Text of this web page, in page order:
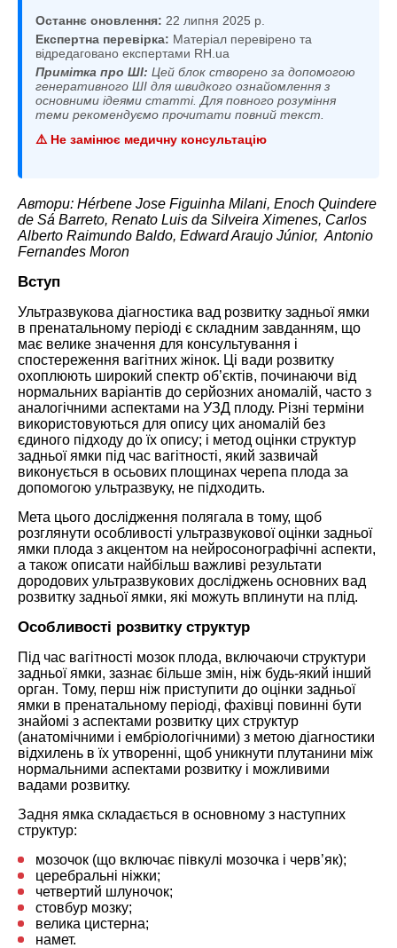
Останнє оновлення: 22 липня 2025 р.
Експертна перевірка: Матеріал перевірено та
відредаговано експертами RH.ua
Примітка про ШІ: Цей блок створено за допомогою
генеративного ШІ для швидкого ознайомлення з
основними ідеями статті. Для повного розуміння
теми рекомендуємо прочитати повний текст.
⚠️ Не замінює медичну консультацію
Автори: Hérbene Jose Figuinha Milani, Enoch Quindere
de Sá Barreto, Renato Luis da Silveira Ximenes, Carlos
Alberto Raimundo Baldo, Edward Araujo Júnior, Antonio
Fernandes Moron
Вступ
Ультразвукова діагностика вад розвитку задньої ямки
в пренатальному періоді є складним завданням, що
має велике значення для консультування і
спостереження вагітних жінок. Ці вади розвитку
охоплюють широкий спектр об’єктів, починаючи від
нормальних варіантів до серйозних аномалій, часто з
аналогічними аспектами на УЗД плоду. Різні терміни
використовуються для опису цих аномалій без
єдиного підходу до їх опису; і метод оцінки структур
задньої ямки під час вагітності, який зазвичай
виконується в осьових площинах черепа плода за
допомогою ультразвуку, не підходить.
Мета цього дослідження полягала в тому, щоб
розглянути особливості ультразвукової оцінки задньої
ямки плода з акцентом на нейросонографічні аспекти,
а також описати найбільш важливі результати
дородових ультразвукових досліджень основних вад
розвитку задньої ямки, які можуть вплинути на плід.
Особливості розвитку структур
Під час вагітності мозок плода, включаючи структури
задньої ямки, зазнає більше змін, ніж будь-який інший
орган. Тому, перш ніж приступити до оцінки задньої
ямки в пренатальному періоді, фахівці повинні бути
знайомі з аспектами розвитку цих структур
(анатомічними і ембріологічними) з метою діагностики
відхилень в їх утворенні, щоб уникнути плутанини між
нормальними аспектами розвитку і можливими
вадами розвитку.
Задня ямка складається в основному з наступних
структур:
мозочок (що включає півкулі мозочка і черв’як);
церебральні ніжки;
четвертий шлуночок;
стовбур мозку;
велика цистерна;
намет.